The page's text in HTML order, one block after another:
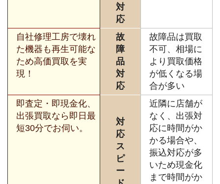
対
応
自社修理工房で壊れ
た機器も再生可能な
ため高価買取を実
現！
故
障
品
対
応
故障品は買取
不可、相場に
より買取価格
が低くなる場
合が多い
即査定・即現金化、
出張買取なら即日最
短30分でお伺い。
対
応
ス
ピ
ー
近隣に店舗が
なく、出張対
応に時間がか
かる場合や、
振込対応が多
いため現金化
まで時間がか